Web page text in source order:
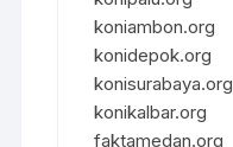
koniambon.org
konidepok.org
konisurabaya.org
konikalbar.org
faktamedan.org